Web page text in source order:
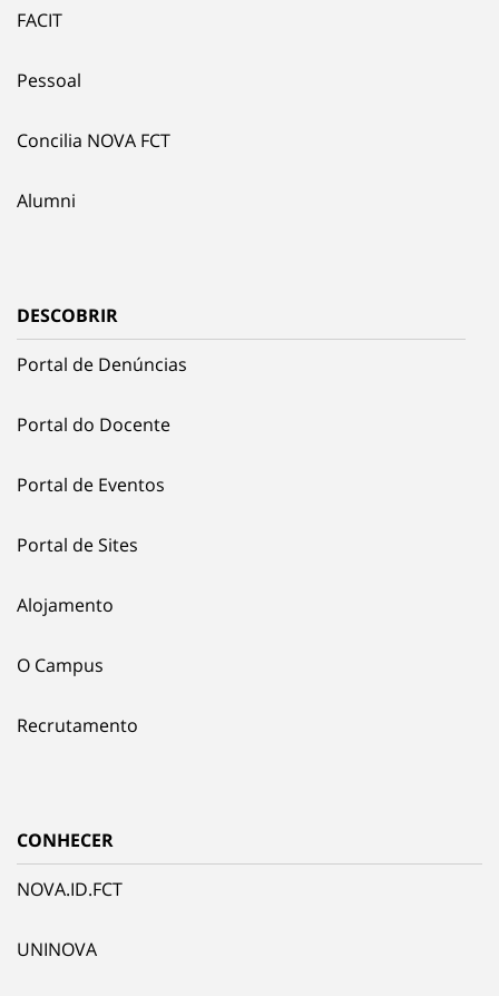
FACIT
Pessoal
Concilia NOVA FCT
Alumni
DESCOBRIR
Portal de Denúncias
Portal do Docente
Portal de Eventos
Portal de Sites
Alojamento
O Campus
Recrutamento
CONHECER
NOVA.ID.FCT
UNINOVA